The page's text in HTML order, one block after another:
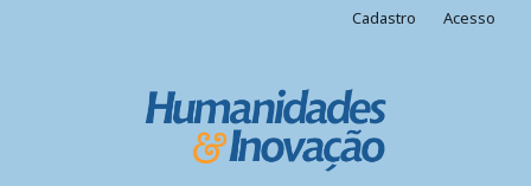
Cadastro Acesso